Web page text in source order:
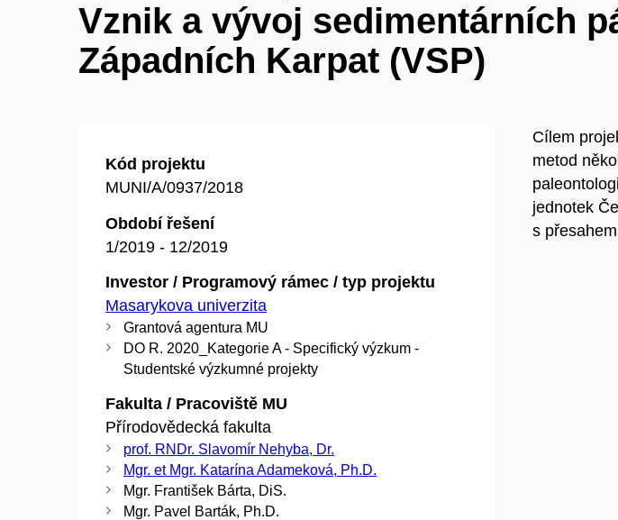
Vznik a vývoj sedimentárních
Západních Karpat (VSP)
Kód projektu
MUNI/A/0937/2018
Období řešení
1/2019 - 12/2019
Investor / Programový rámec / typ projektu
Masarykova univerzita
Grantová agentura MU
DO R. 2020_Kategorie A - Specifický výzkum -
Studentské výzkumné projekty
Fakulta / Pracoviště MU
Přírodovědecká fakulta
prof. RNDr. Slavomír Nehyba, Dr.
Mgr. et Mgr. Katarína Adameková, Ph.D.
Mgr. František Bárta, DiS.
Mgr. Pavel Barták, Ph.D.
Cílem
metod
jednotek
s